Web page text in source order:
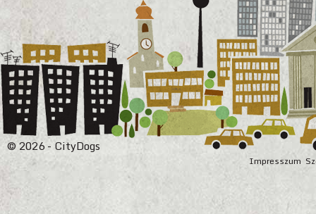
Impresszum
© 2026 - CityDogs